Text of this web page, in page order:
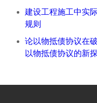
建设工程施工中实
规则
论以物抵债协议在
以物抵债协议的新